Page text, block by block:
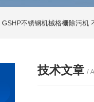
GSHP不锈钢机械格栅除污机
技术文章 /